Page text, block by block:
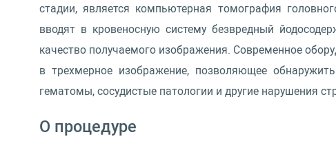
стадии, является компьютерная томография
вводят в кровеносную систему безвредный
качество получаемого изображения. Современное
в трехмерное изображение, позволяющее
гематомы, сосудистые патологии и другие нарушения
О процедуре